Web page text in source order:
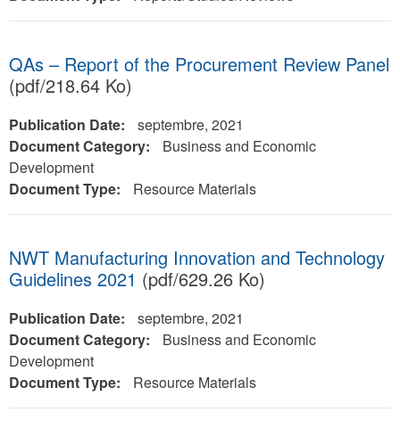
QAs – Report of the Procurement Review Panel
(pdf/218.64 Ko)
Publication Date:
septembre, 2021
Document Category:
Business and Economic
Development
Document Type:
Resource Materials
NWT Manufacturing Innovation and Technology
Guidelines 2021 (pdf/629.26 Ko)
Publication Date:
septembre, 2021
Document Category:
Business and Economic
Development
Document Type:
Resource Materials